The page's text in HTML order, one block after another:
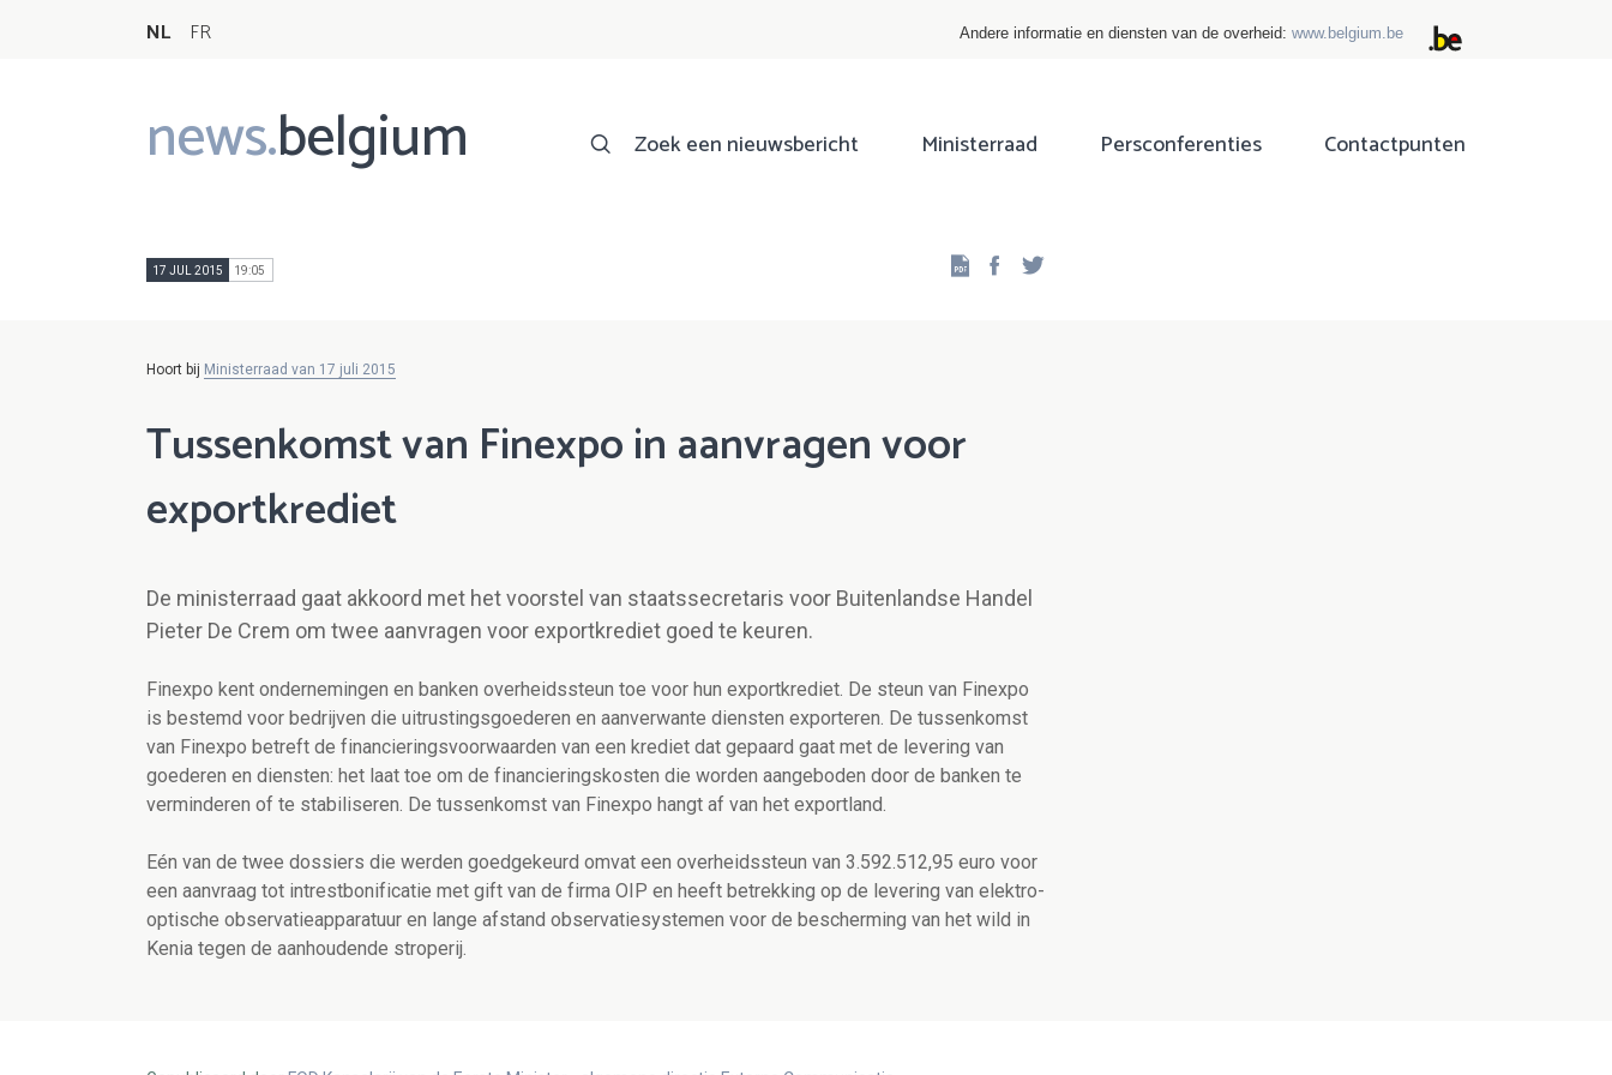
NL FR Andere informatie en diensten van de overheid: www.belgium.be
news.belgium
Main
navigation
Zoek een nieuwsbericht Ministerraad Persconferenties Contactpunten
17 JUL 2015 19:05 Facebook
Hoort bij Ministerraad van 17 juli 2015
Tussenkomst van Finexpo in aanvragen voor
exportkrediet
De ministerraad gaat akkoord met het voorstel van staatssecretaris voor Buitenlandse Handel
Pieter De Crem om twee aanvragen voor exportkrediet goed te keuren.
Finexpo kent ondernemingen en banken overheidssteun toe voor hun exportkrediet. De steun van Finexpo
is bestemd voor bedrijven die uitrustingsgoederen en aanverwante diensten exporteren. De tussenkomst
van Finexpo betreft de financieringsvoorwaarden van een krediet dat gepaard gaat met de levering van
goederen en diensten: het laat toe om de financieringskosten die worden aangeboden door de banken te
verminderen of te stabiliseren. De tussenkomst van Finexpo hangt af van het exportland.
Eén van de twee dossiers die werden goedgekeurd omvat een overheidssteun van 3.592.512,95 euro voor
een aanvraag tot intrestbonificatie met gift van de firma OIP en heeft betrekking op de levering van elektro-
optische observatieapparatuur en lange afstand observatiesystemen voor de bescherming van het wild in
Kenia tegen de aanhoudende stroperij.